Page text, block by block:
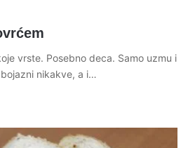
vrste. Posebno deca. Samo uzmu i
nikakve, a i…